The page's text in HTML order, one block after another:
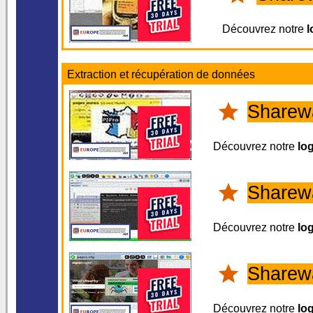
Découvrez notre
Extraction et récupération de données
Découvrez notre
Découvrez notre
Découvrez notre